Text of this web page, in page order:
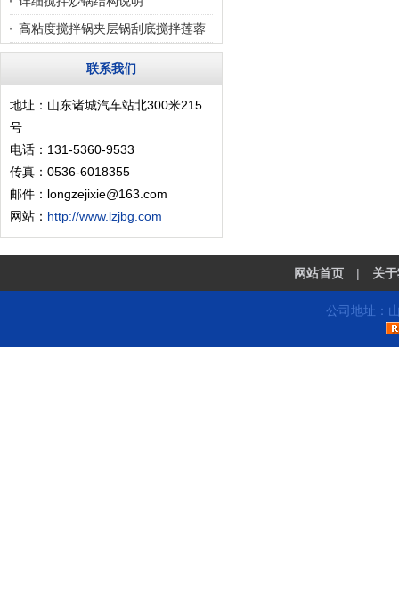
高粘度搅拌锅夹层锅刮底搅拌莲蓉
馅月饼
联系我们
地址：山东诸城汽车站北300米215
号
电话：131-5360-9533
传真：0536-6018355
邮件：longzejixie@163.com
网站： http://www.lzjbg.com
网站首页 | 关
公司地址：